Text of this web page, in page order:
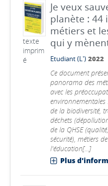
texte
imprim
é
Je veux
planète : 44
métiers et
qui y
Etudiant (L') 2022
Ce document
panorama des
avec les
de la biodiversité,
déchets
de la QHSE
sécurité), métiers de
l'éducation[...]
Plus